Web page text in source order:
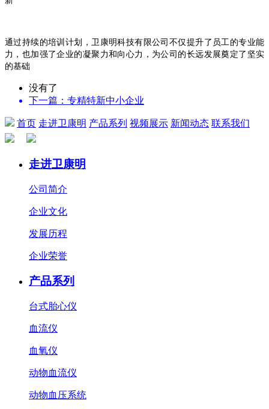
通过持续的培训计划，卫康明科技有限公司不仅提升了员工的专业能
力，也加强了企业的凝聚力和向心力，为公司的长远发展奠定了坚实
的基础
没有了
下一篇：专精特新中小企业
首页 走进卫康明 产品系列 视频展示 新闻动态 联系我们
走进卫康明
公司简介
企业文化
发展历程
企业荣誉
产品系列
台式胎心仪
血流仪
血氧仪
动物血流仪
动物血压系统